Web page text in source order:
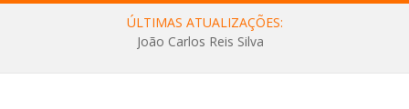
ÚLTIMAS ATUALIZAÇÕES:
João Carlos Reis Silva